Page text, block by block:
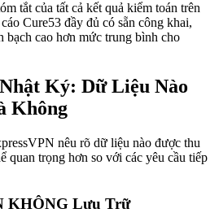
tắt của tất cả kết quả kiểm toán trên
Cure53 đầy đủ có sẵn công khai,
bạch cao hơn mức trung bình cho
Ký: Dữ Liệu Nào
Không
nêu rõ dữ liệu nào được thu
quan trọng hơn so với các yêu cầu tiếp
KHÔNG Lưu Trữ